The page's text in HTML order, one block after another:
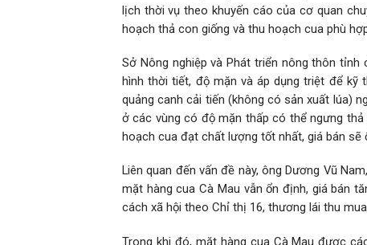
lịch thời vụ theo khuyến cáo của cơ quan
hoạch thả con giống và thu hoạch cua phù
Sở Nông nghiệp và Phát triển nông thôn
hình thời tiết, độ mặn và áp dụng triệt để kỹ
quảng canh cải tiến (không có sản xuất lúa)
ở các vùng có độ mặn thấp có thể ngưng
hoạch cua đạt chất lượng tốt nhất, giá bán sẽ
Liên quan đến vấn đề này, ông Dương Vũ
mặt hàng cua Cà Mau vẫn ổn định, giá bán
cách xã hội theo Chỉ thị 16, thương lái thu
Trong khi đó, mặt hàng cua Cà Mau được